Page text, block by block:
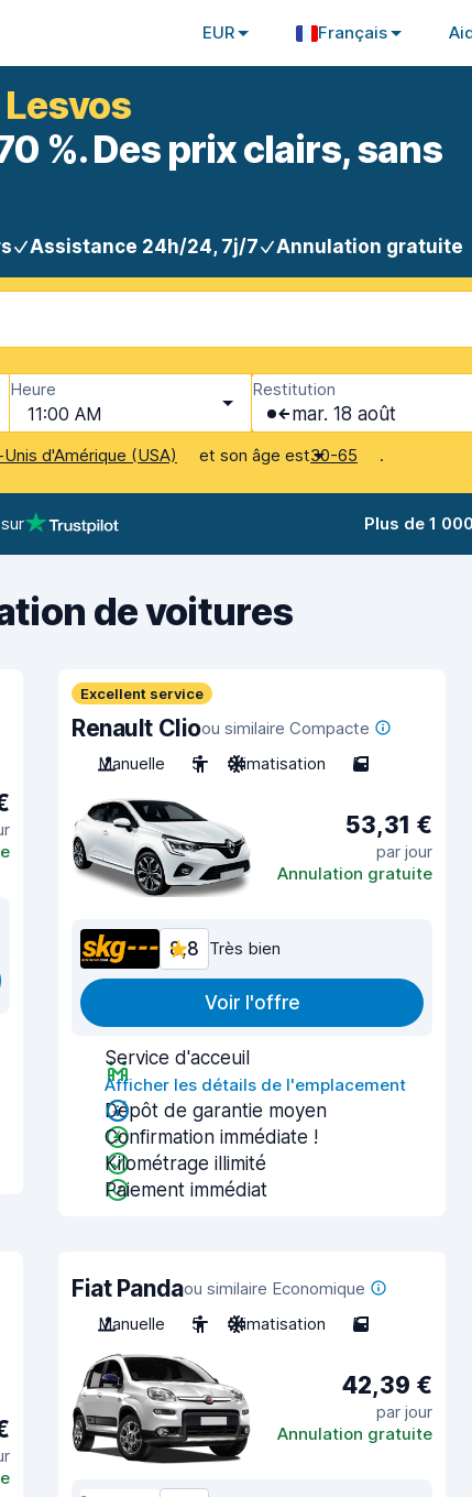
EUR Français
%. Des prix clairs, sans
Assistance 24h/24, 7j/7 Annulation gratuite
Heure
11:00 AM
Restitution
mar. 18 août
d'Amérique (USA) et son âge est30-65 .
Plus de 1
de voitures
Excellent service
Renault Clioou similaire Compacte
Manuelle
5 Climatisation 5
53,31 €
par jour
Annulation gratuite
8,8 Très bien
Voir l'offre
Service d'acceuil
Afficher les détails de l'emplacement
Dépôt de garantie moyen
Confirmation immédiate !
Kilométrage illimité
Paiement immédiat
Fiat Pandaou similaire Economique
Manuelle
5 Climatisation 5
42,39 €
par jour
Annulation gratuite